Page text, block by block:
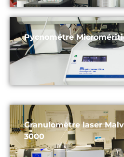
Pycnométre
Granulomètre laser
3000